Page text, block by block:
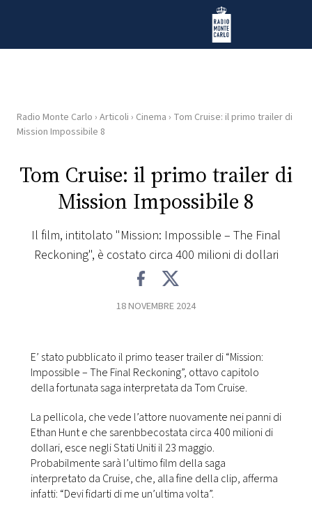
Radio Monte Carlo
HOME
RADIO
PLAYLIST
CONCORSI
EVENTI
VIDEO
Radio Monte Carlo › Articoli › Cinema › Tom Cruise: il primo trailer di
Mission Impossibile 8
Tom Cruise: il primo trailer di
Mission Impossibile 8
Il film, intitolato "Mission: Impossible – The Final
Reckoning", è costato circa 400 milioni di dollari
18 NOVEMBRE 2024
E’ stato pubblicato il primo teaser trailer di “Mission:
Impossible – The Final Reckoning”, ottavo capitolo
della fortunata saga interpretata da Tom Cruise.
La pellicola, che vede l’attore nuovamente nei panni di
Ethan Hunt e che sarenbbecostata circa 400 milioni di
dollari, esce negli Stati Uniti il 23 maggio.
Probabilmente sarà l’ultimo film della saga
interpretato da Cruise, che, alla fine della clip, afferma
infatti: “Devi fidarti di me un’ultima volta”.